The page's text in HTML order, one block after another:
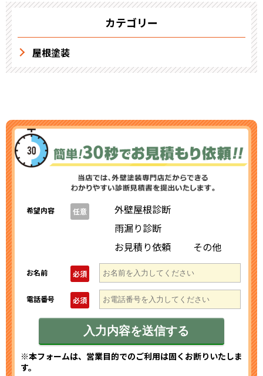
カテゴリー
屋根塗装
希望内容 任意
外壁屋根診断
雨漏り診断
お見積り依頼
その他
お名前 必須
電話番号 必須
※本フォームは、営業目的でのご利用は固くお断りいたしま
す。